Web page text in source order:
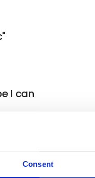
Consent
I can